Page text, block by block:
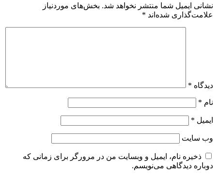
نشانی ایمیل شما منتشر نخواهد شد. بخش‌های موردنیاز
علامت‌گذاری شده‌اند *
دیدگاه *
نام *
ایمیل *
وب‌ سایت
ذخیره نام، ایمیل و وبسایت من در مرورگر برای زمانی که
دوباره دیدگاهی می‌نویسم.